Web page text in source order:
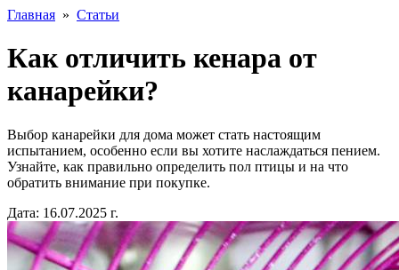
Главная » Статьи
Как отличить кенара от
канарейки?
Выбор канарейки для дома может стать настоящим
испытанием, особенно если вы хотите наслаждаться пением.
Узнайте, как правильно определить пол птицы и на что
обратить внимание при покупке.
Дата: 16.07.2025 г.